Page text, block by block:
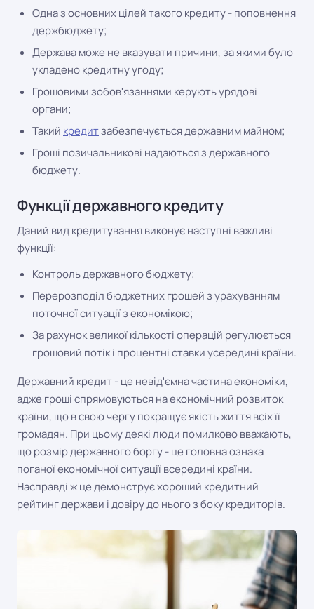
Одна з основних цілей такого кредиту - поповнення
держбюджету;
Держава може не вказувати причини, за якими було
укладено кредитну угоду;
Грошовими зобов'язаннями керують урядові
органи;
Такий кредитзабезпечується державним майном;
Гроші позичальникові надаються з державного
бюджету.
Функції державного кредиту
Даний вид кредитування виконує наступні важливі
функції:
Контроль державного бюджету;
Перерозподіл бюджетних грошей з урахуванням
поточної ситуації з економікою;
За рахунок великої кількості операцій регулюється
грошовий потік і процентні ставки усередині країни.
Державний кредит - це невід'ємна частина економіки,
адже гроші спрямовуються на економічний розвиток
країни, що в свою чергу покращує якість життя всіх її
громадян. При цьому деякі люди помилково вважають,
що розмір державного боргу - це головна ознака
поганої економічної ситуації всередині країни.
Насправді ж це демонструє хороший кредитний
рейтинг держави і довіру до нього з боку кредиторів.